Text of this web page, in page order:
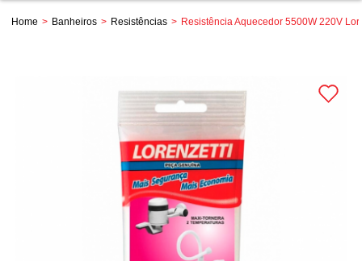
Home Banheiros Resistências Resistência Aquecedor 5500W 220V